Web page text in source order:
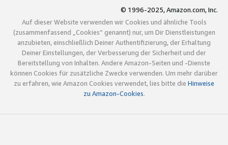
© 1996-2025, Amazon.com, Inc.
Auf dieser Website verwenden wir Cookies und ähnliche Tools
(zusammenfassend „Cookies“ genannt) nur, um Dir Dienstleistungen
anzubieten, einschließlich Deiner Authentifizierung, der Erhaltung
Deiner Einstellungen, der Verbesserung der Sicherheit und der
Bereitstellung von Inhalten. Andere Amazon-Seiten und -Dienste
können Cookies für zusätzliche Zwecke verwenden. Um mehr darüber
zu erfahren, wie Amazon Cookies verwendet, lies bitte die Hinweise
zu Amazon-Cookies.